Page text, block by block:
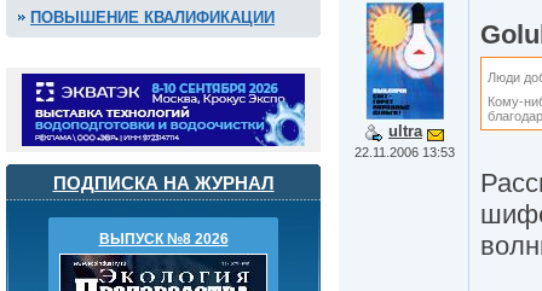
ПОВЫШЕНИЕ КВАЛИФИКАЦИИ
ПОДПИСКА НА ЖУРНАЛ
ВЫПУСК №8 2026
ultra
22.11.2006 13:53
Люди
Кому-